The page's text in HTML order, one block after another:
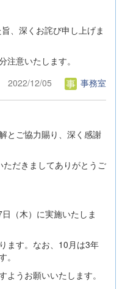
、深くお詫び申し上げま
意いたします。
2022/12/05
事務室
とご協力賜り、深く感謝
だきましてありがとうご
（木）に実施いたしま
ます。なお、10月は3年
。
うお願いいたします。